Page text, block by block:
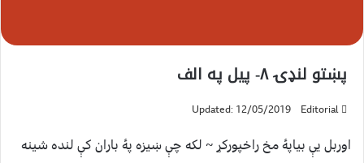
پښتو لنډۍ ۸- پیل په الف
Editorial
Updated: 12/05/2019
اوربل يې بياپۀ مخ راخپورکړ ~ لکه چې ښيزه پۀ باران کې لنده شينه